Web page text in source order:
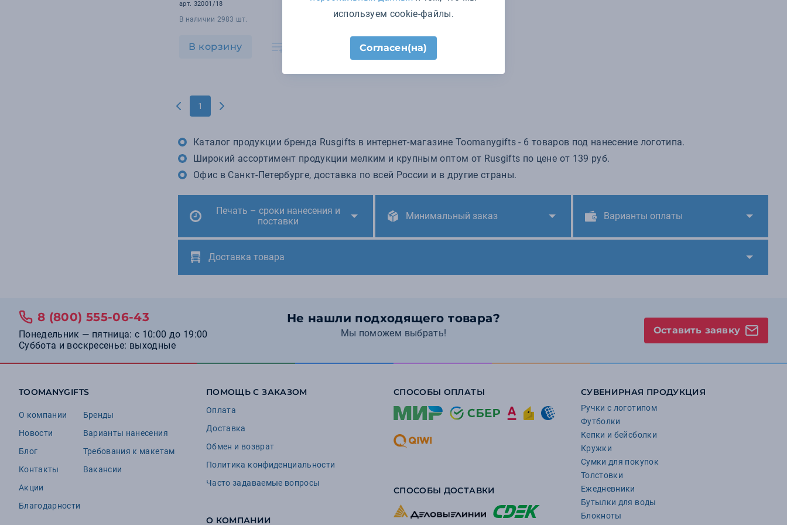
арт. 32001/18
В наличии 2983 шт.
В корзину
В наличии 483 шт.
В корзину
1
Каталог продукции бренда Rusgifts в интернет-магазине Toomanygifts - 6 товаров под нанесение логотипа.
Широкий ассортимент продукции мелким и крупным оптом от Rusgifts по цене от 139 руб.
Офис в Санкт-Петербурге, доставка по всей России и в другие страны.
Печать – сроки нанесения и
поставки
Минимальный заказ Варианты оплаты
Доставка товара
Не нашли подходящего товара?
Мы поможем выбрать!
8 (800) 555-06-43
Понедельник — пятница: с 10:00 до 19:00
Суббота и воскресенье: выходные
Оставить заявку
TOOMANYGIFTS
О компании
Новости
Блог
Контакты
Акции
Благодарности
Бренды
Варианты нанесения
Требования к макетам
Вакансии
ПОМОЩЬ С ЗАКАЗОМ
Оплата
Доставка
Обмен и возврат
Политика конфиденциальности
Часто задаваемые вопросы
О КОМПАНИИ
СПОСОБЫ ОПЛАТЫ
СПОСОБЫ ДОСТАВКИ
СУВЕНИРНАЯ ПРОДУКЦИЯ
Ручки с логотипом
Футболки
Кепки и бейсболки
Кружки
Сумки для покупок
Толстовки
Ежедневники
Бутылки для воды
Блокноты
используем cookie-файлы.
Согласен(на)